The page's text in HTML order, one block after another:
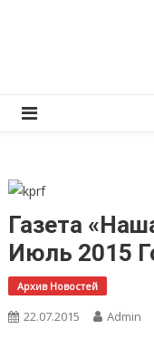
Газета
Июль 2015
Архив Новостей
22.07.2015 Admin